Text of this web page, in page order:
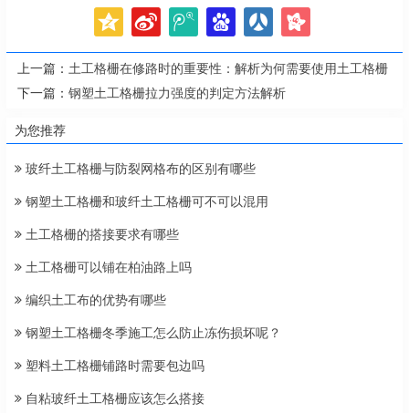
上一篇： 土工格栅在修路时的重要性：解析为何需要使用土工格栅
下一篇： 钢塑土工格栅拉力强度的判定方法解析
为您推荐
玻纤土工格栅与防裂网格布的区别有哪些
钢塑土工格栅和玻纤土工格栅可不可以混用
土工格栅的搭接要求有哪些
土工格栅可以铺在柏油路上吗
编织土工布的优势有哪些
钢塑土工格栅冬季施工怎么防止冻伤损坏呢？
塑料土工格栅铺路时需要包边吗
自粘玻纤土工格栅应该怎么搭接